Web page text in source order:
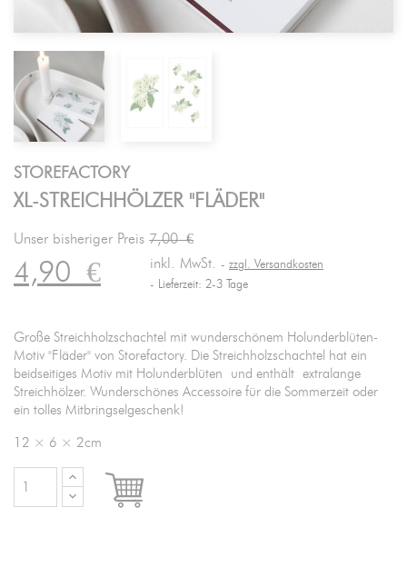
STOREFACTORY
XL-STREICHHÖLZER "FLÄDER"
Unser bisheriger Preis 7,00 €
4,90€ inkl. MwSt.
zzgl. Versandkosten
Lieferzeit: 2-3 Tage
Große Streichholzschachtel mit wunderschönem Holunderblüten-
Motiv "Fläder" von Storefactory. Die Streichholzschachtel hat ein
beidseitiges Motiv mit Holunderblüten und enthält extralange
Streichhölzer. Wunderschönes Accessoire für die Sommerzeit oder
ein tolles Mitbringselgeschenk!
12 × 6 × 2cm
